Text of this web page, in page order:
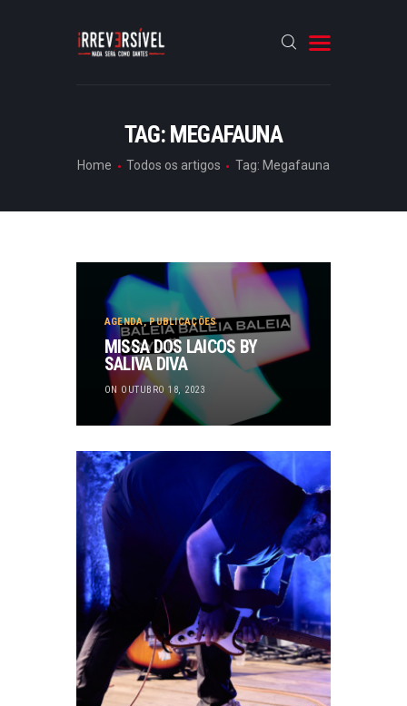
TAG: MEGAFAUNA
Home Todos os artigos Tag: Megafauna
CRÓNICAS
AGENDA,PUBLICAÇÕES
MISSA DOS LAICOS BY
SALIVA DIVA
ON OUTUBRO 18, 2023